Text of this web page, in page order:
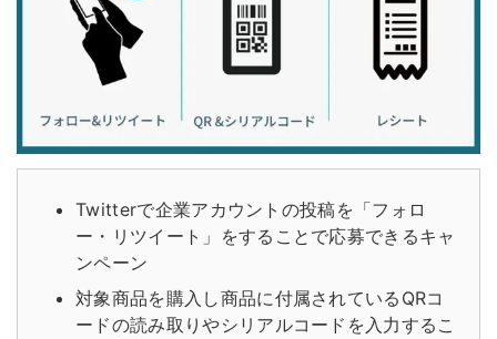
Twitterで企業アカウントの投稿を「フォロ
ー・リツイート」をすることで応募できるキャ
ンペーン
対象商品を購入し商品に付属されているQRコ
ードの読み取りやシリアルコードを入力するこ